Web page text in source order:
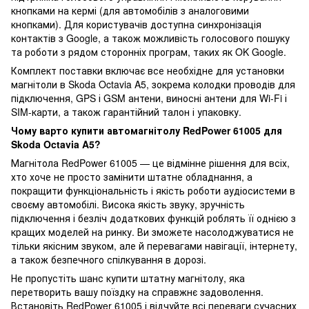
кнопками на кермі (для автомобілів з аналоговими
кнопками). Для користувачів доступна синхронізація
контактів з Google, а також можливість голосового пошуку
та роботи з рядом сторонніх програм, таких як OK Google.
Комплект поставки включає все необхідне для установки
магнітоли в Skoda Octavia A5, зокрема колодки проводів для
підключення, GPS і GSM антени, виносні антени для Wi-Fi і
SIM-карти, а також гарантійний талон і упаковку.
Чому варто купити автомагнітолу RedPower 61005 для
Skoda Octavia A5?
Магнітола RedPower 61005 — це відмінне рішення для всіх,
хто хоче не просто замінити штатне обладнання, а
покращити функціональність і якість роботи аудіосистеми в
своєму автомобілі. Висока якість звуку, зручність
підключення і безліч додаткових функцій роблять її однією з
кращих моделей на ринку. Ви зможете насолоджуватися не
тільки якісним звуком, але й перевагами навігації, інтернету,
а також безпечного спілкування в дорозі.
Не пропустіть шанс купити штатну магнітолу, яка
перетворить вашу поїздку на справжнє задоволення.
Встановіть RedPower 61005 і відчуйте всі переваги сучасних